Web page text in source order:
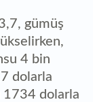
gümüş
4 bin
dolarla
1734 dolarla